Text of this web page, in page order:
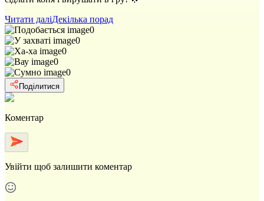
Читати даліДекілька порад
0
0
0
0
0
Поділитися
Коментар
Увійти щоб залишити коментар